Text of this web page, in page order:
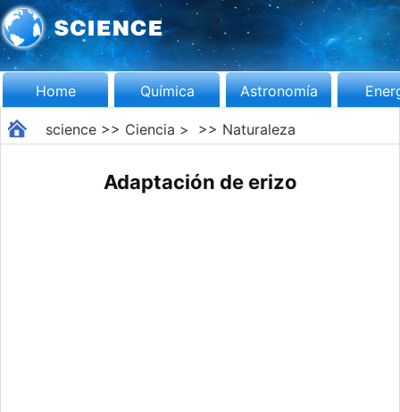
Home Química Astronomía
science>> Ciencia > >> Naturaleza
Adaptación de erizo